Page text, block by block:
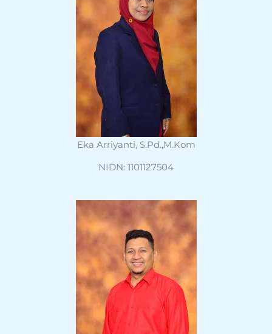
Eka Arriyanti, S.Pd.,M.Kom
NIDN: 1101127504